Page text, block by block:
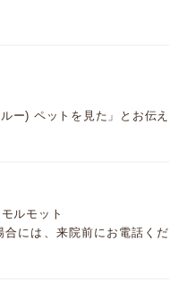
ー) ペットを見た」とお伝え
ルモット
には、来院前にお電話くだ